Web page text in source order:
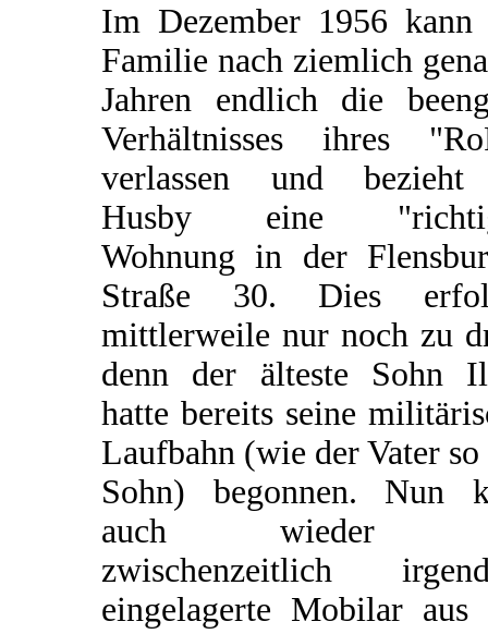
Im Dezember 1956 kann
Familie nach ziemlich
Jahren endlich die
Verhältnisses ihres
verlassen und
Husby eine
Wohnung in der
Straße 30. Dies
mittlerweile nur noch zu
denn der älteste Sohn
hatte bereits seine
Laufbahn (wie der Vater so
Sohn) begonnen. Nun
auch wieder
zwischenzeitlich
eingelagerte Mobilar aus